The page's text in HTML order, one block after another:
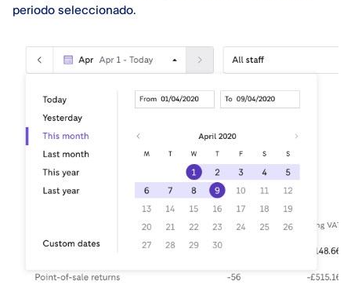
periodo seleccionado.